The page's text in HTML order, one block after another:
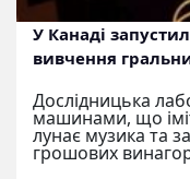
У Канаді
вивчення
Дослідницька
машинами, що
лунає музика та
грошових